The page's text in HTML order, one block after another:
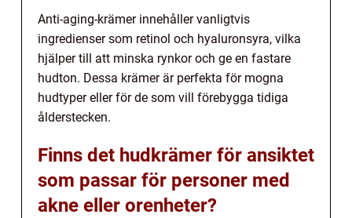
Anti-aging-krämer innehåller vanligtvis
ingredienser som retinol och hyaluronsyra, vilka
hjälper till att minska rynkor och ge en fastare
hudton. Dessa krämer är perfekta för mogna
hudtyper eller för de som vill förebygga tidiga
ålderstecken.
Finns det hudkrämer för ansiktet
som passar för personer med
akne eller orenheter?